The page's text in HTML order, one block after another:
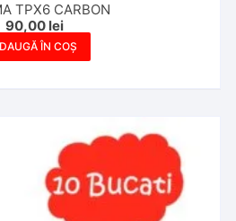
TPX6 CARBON
90,00 lei
ÎN COȘ